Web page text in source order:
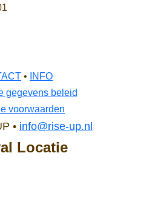
•
INFO
gegevens beleid
voorwaarden
• info@rise-up.nl
Locatie